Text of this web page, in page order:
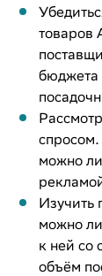
товаров
бюджета
можно ли
Изучить
можно
к ней со
объём